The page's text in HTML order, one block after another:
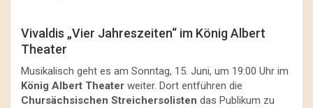
Vivaldis „Vier Jahreszeiten“ im König Albert
Theater
Musikalisch geht es am Sonntag, 15. Juni, um 19:00 Uhr im
König Albert Theater weiter. Dort entführen die
Chursächsischen Streichersolisten das Publikum zu